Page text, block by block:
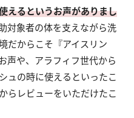
えるというお声がありまし
対象者の体を支えながら洗
だからこそ『アイスリン
声や、アラフィフ世代から
ュの時に使えるといったこ
らレビューをいただけたこ